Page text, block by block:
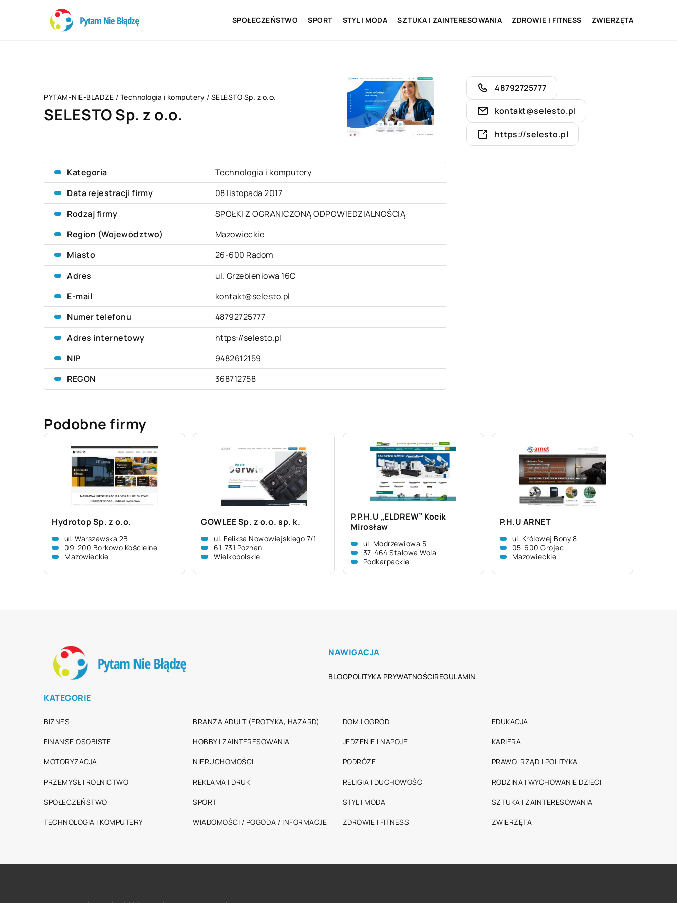
SPOŁECZEŃSTWO SPORT STYL I MODA SZTUKA I ZAINTERESOWANIA ZDROWIE I FITNESS ZWIERZĘTA
PYTAM-NIE-BLADZE / Technologia i komputery / SELESTO Sp. z o.o.
SELESTO Sp. z o.o.
Kategoria
Technologia i komputery
Data rejestracji firmy
08 listopada 2017
Rodzaj firmy
SPÓŁKI Z OGRANICZONĄ ODPOWIEDZIALNOŚCIĄ
Region (Województwo)
Mazowieckie
Miasto
26-600 Radom
Adres
ul. Grzebieniowa 16C
E-mail
kontakt@selesto.pl
Numer telefonu
48792725777
Adres internetowy
https://selesto.pl
NIP
9482612159
REGON
368712758
48792725777
kontakt@selesto.pl
https://selesto.pl
Podobne firmy
Hydrotop Sp. z o.o.
ul. Warszawska 2B
09-200 Borkowo Kościelne
Mazowieckie
GOWLEE Sp. z o.o. sp. k.
ul. Feliksa Nowowiejskiego 7/1
61-731 Poznań
Wielkopolskie
P.P.H.U „ELDREW” Kocik
Mirosław
ul. Modrzewiowa 5
37-464 Stalowa Wola
Podkarpackie
P.H.U ARNET
ul. Królowej Bony 8
05-600 Grójec
Mazowieckie
NAWIGACJA
BLOGPOLITYKA PRYWATNOŚCIREGULAMIN
KATEGORIE
BIZNES BRANŻA ADULT (EROTYKA, HAZARD) DOM I OGRÓD EDUKACJA
FINANSE OSOBISTE HOBBY I ZAINTERESOWANIA JEDZENIE I NAPOJE KARIERA
MOTORYZACJA NIERUCHOMOŚCI PODRÓŻE PRAWO, RZĄD I POLITYKA
PRZEMYSŁ I ROLNICTWO REKLAMA I DRUK RELIGIA I DUCHOWOŚĆ RODZINA I WYCHOWANIE DZIECI
SPOŁECZEŃSTWO SPORT STYL I MODA SZTUKA I ZAINTERESOWANIA
TECHNOLOGIA I KOMPUTERY WIADOMOŚCI / POGODA / INFORMACJE ZDROWIE I FITNESS ZWIERZĘTA